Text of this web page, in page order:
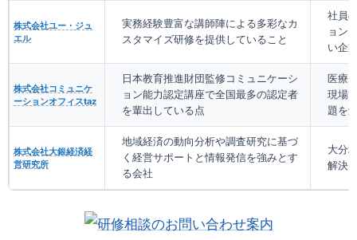
株式会社ユー・ジュ
エル
実務経験豊富な講師陣による多彩なカ
スタマイズ研修を提供していること
社員
ョン
い企
株式会社コミュニケ
ーションオフィスtaz
日本教育推進財団監修コミュニケーシ
ョン能力認定講座で全国最多の認定者
を輩出している点
医療
現場
題を
株式会社大銀経済経
営研究所
地域経済の動向分析や調査研究に基づ
く経営サポートと情報発信を強みとす
る会社
大分
解決